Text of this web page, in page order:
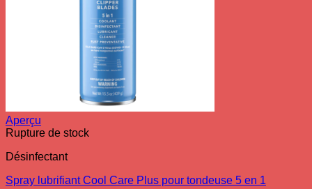
Aperçu
Rupture de stock
Désinfectant
Spray lubrifiant Cool Care Plus pour tondeuse 5 en 1